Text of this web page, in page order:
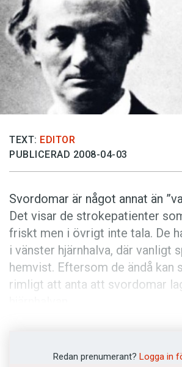
Skrivtips
Bokrecensioner
Kviss
Podden
Anmäl till språkpolisen
Annonsera
Press
TEXT: EDITOR
PUBLICERAD 2008-04-03
Svordomar är något annat än
Det visar de strokepatienter
friskt men i övrigt inte tala. De
i vänster hjärnhalva, där vanligt
hemvist. Eftersom de ändå kan
rimligt att anta att svordomar
betydligt mer känslosam än den
Redan prenumerant? Logga in